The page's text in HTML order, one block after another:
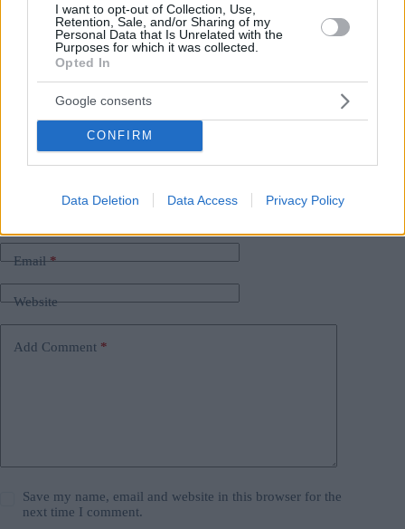
I want to opt-out of Collection, Use,
Retention, Sale, and/or Sharing of my
Personal Data that Is Unrelated with the
Purposes for which it was collected.
Opted In
Google consents
CONFIRM
Data Deletion Data Access Privacy Policy
depositphotos.com
abitazione # categoria affari
economia ungherese #
Leave a Reply
Email*
Website
Add Comment *
Save my name, email and website in this browser for the
next time I comment.